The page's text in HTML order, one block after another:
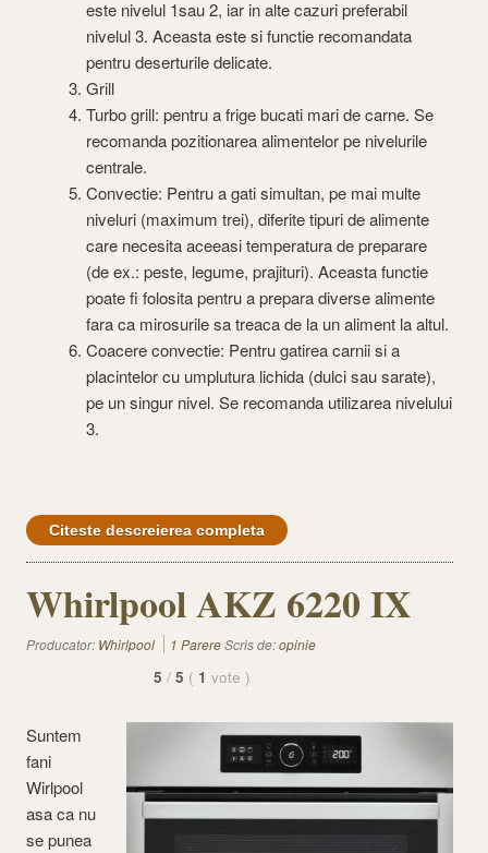
este nivelul 1sau 2, iar in alte cazuri preferabil
nivelul 3. Aceasta este si functie recomandata
pentru deserturile delicate.
Grill
Turbo grill: pentru a frige bucati mari de carne. Se
recomanda pozitionarea alimentelor pe nivelurile
centrale.
Convectie: Pentru a gati simultan, pe mai multe
niveluri (maximum trei), diferite tipuri de alimente
care necesita aceeasi temperatura de preparare
(de ex.: peste, legume, prajituri). Aceasta functie
poate fi folosita pentru a prepara diverse alimente
fara ca mirosurile sa treaca de la un aliment la altul.
Coacere convectie: Pentru gatirea carnii si a
placintelor cu umplutura lichida (dulci sau sarate),
pe un singur nivel. Se recomanda utilizarea nivelului
3.
Citeste descreierea completa
Whirlpool AKZ 6220 IX
Producator: Whirlpool 1 ParereScris de:opinie
5 / 5 ( 1 vote )
Suntem
fani
Wirlpool
asa ca nu
se punea